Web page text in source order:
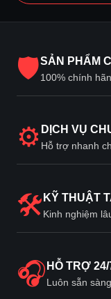
🛡SẢN PHẨM
100% chính
⚙ DỊCH VỤ
Hỗ trợ nhanh
🛠 KỸ THUẬT
Kinh nghiệm
🎧 HỖ TRỢ 24/
Luôn sẵn